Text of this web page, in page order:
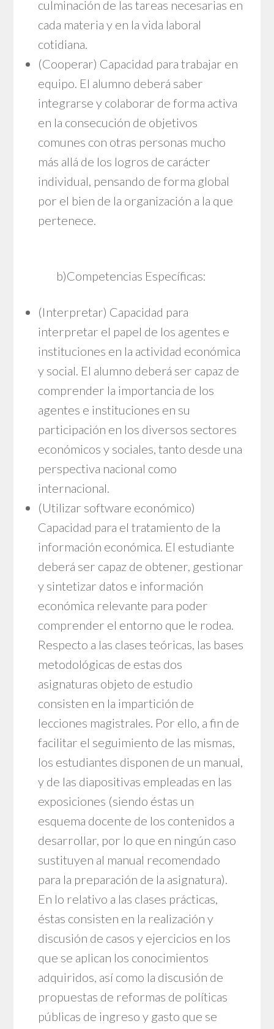
culminación de las tareas necesarias en
cada materia y en la vida laboral
cotidiana.
(Cooperar) Capacidad para trabajar en
equipo. El alumno deberá saber
integrarse y colaborar de forma activa
en la consecución de objetivos
comunes con otras personas mucho
más allá de los logros de carácter
individual, pensando de forma global
por el bien de la organización a la que
pertenece.
b)Competencias Específicas:
(Interpretar) Capacidad para
interpretar el papel de los agentes e
instituciones en la actividad económica
y social. El alumno deberá ser capaz de
comprender la importancia de los
agentes e instituciones en su
participación en los diversos sectores
económicos y sociales, tanto desde una
perspectiva nacional como
internacional.
(Utilizar software económico)
Capacidad para el tratamiento de la
información económica. El estudiante
deberá ser capaz de obtener, gestionar
y sintetizar datos e información
económica relevante para poder
comprender el entorno que le rodea.
Respecto a las clases teóricas, las bases
metodológicas de estas dos
asignaturas objeto de estudio
consisten en la impartición de
lecciones magistrales. Por ello, a fin de
facilitar el seguimiento de las mismas,
los estudiantes disponen de un manual,
y de las diapositivas empleadas en las
exposiciones (siendo éstas un
esquema docente de los contenidos a
desarrollar, por lo que en ningún caso
sustituyen al manual recomendado
para la preparación de la asignatura).
En lo relativo a las clases prácticas,
éstas consisten en la realización y
discusión de casos y ejercicios en los
que se aplican los conocimientos
adquiridos, así como la discusión de
propuestas de reformas de políticas
públicas de ingreso y gasto que se